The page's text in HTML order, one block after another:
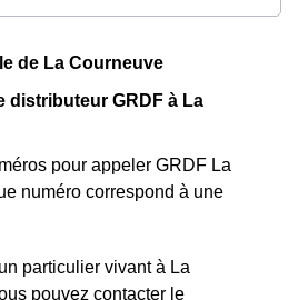
de La Courneuve
distributeur GRDF à La
pour appeler GRDF La
numéro correspond à une
particulier vivant à La
pouvez contacter le